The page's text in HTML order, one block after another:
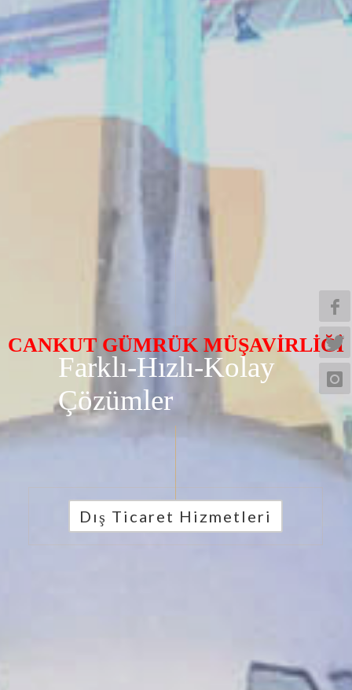
CANKUT GÜMRÜK MÜŞAVİRLİĞİ
Farklı-Hızlı-Kolay
Çözümler
Dış Ticaret Hizmetleri